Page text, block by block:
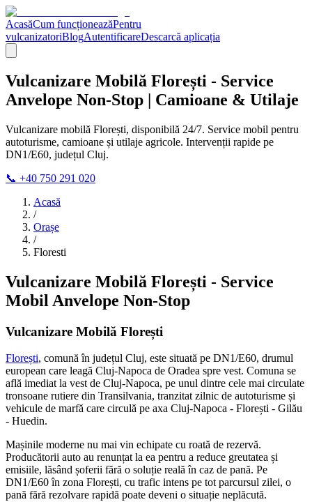
AcasăCum funcționeazăPentru
vulcanizatoriBlogAutentificareDescarcă aplicația
Vulcanizare Mobilă Florești - Service
Anvelope Non-Stop | Camioane & Utilaje
Vulcanizare mobilă Florești, disponibilă 24/7. Service mobil pentru
autoturisme, camioane și utilaje agricole. Intervenții rapide pe
DN1/E60, județul Cluj.
📞 +40 750 291 020
Acasă
/
Orașe
/
Floresti
Vulcanizare Mobilă Florești - Service
Mobil Anvelope Non-Stop
Vulcanizare Mobilă Florești
Florești, comună în județul Cluj, este situată pe DN1/E60, drumul
european care leagă Cluj-Napoca de Oradea spre vest. Comuna se
află imediat la vest de Cluj-Napoca, pe unul dintre cele mai circulate
tronsoane rutiere din Transilvania, tranzitat zilnic de autoturisme și
vehicule de marfă care circulă pe axa Cluj-Napoca - Florești - Gilău
- Huedin.
Mașinile moderne nu mai vin echipate cu roată de rezervă.
Producătorii auto au renunțat la ea pentru a reduce greutatea și
emisiile, lăsând șoferii fără o soluție reală în caz de pană. Pe
DN1/E60 în zona Florești, cu trafic intens pe tot parcursul zilei, o
pană fără rezolvare rapidă poate deveni o situație neplăcută.